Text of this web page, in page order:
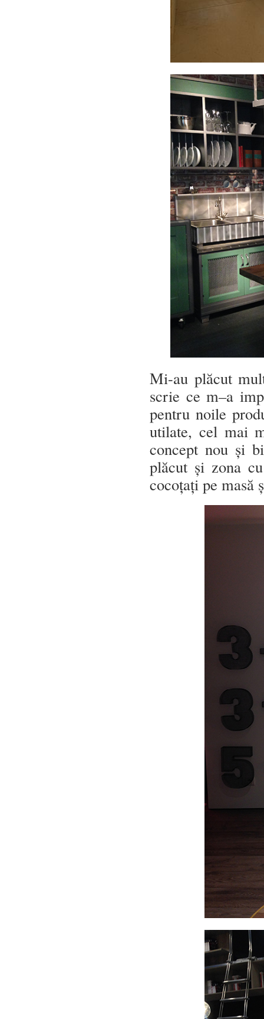
Mi-au plăcut
scrie ce m–a
pentru noile
utilate, cel mai
concept nou și
plăcut și zona
cocoțați pe masă